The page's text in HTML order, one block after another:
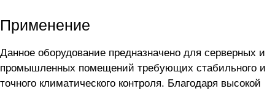
Применение
Данное оборудование предназначено для серверных и
промышленных помещений требующих стабильного и
точного климатического контроля. Благодаря высокой